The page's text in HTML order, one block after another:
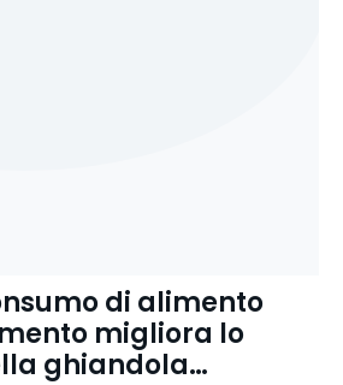
di alimento
migliora lo
ghiandola